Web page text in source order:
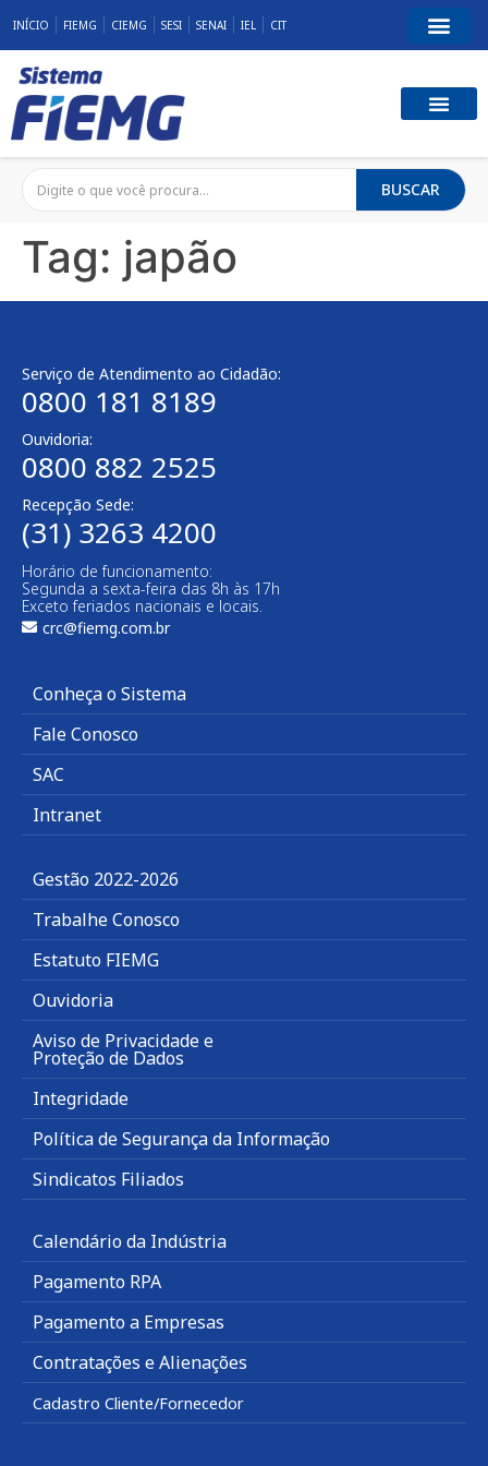
INÍCIO FIEMG CIEMG SESI SENAI IEL CIT
BUSCAR
Tag: japão
Serviço de Atendimento ao Cidadão:
0800 181 8189
Ouvidoria:
0800 882 2525​
Recepção Sede:
(31) 3263 4200
Horário de funcionamento:
Segunda a sexta-feira das 8h às 17h
Exceto feriados nacionais e locais.
crc@fiemg.com.br
Conheça o Sistema
Fale Conosco
SAC
Intranet
Gestão 2022-2026
Trabalhe Conosco
Estatuto FIEMG
Ouvidoria
Aviso de Privacidade e
Proteção de Dados
Integridade
Política de Segurança da Informação
Sindicatos Filiados
Calendário da Indústria
Pagamento RPA
Pagamento a Empresas
Contratações e Alienações
Cadastro Cliente/Fornecedor